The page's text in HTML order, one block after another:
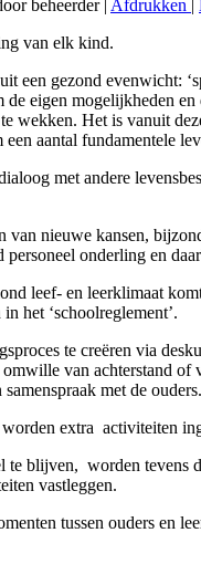
beheerder| Afdrukken |
van elk kind.
gezond evenwicht:
eigen mogelijkheden
Het is vanuit
aantal fundamentele
met andere
nieuwe kansen,
onderling en
leef- en leerklimaat
het ‘schoolreglement’.
te creëren via
van achterstand of
met de ouders.
extra activiteiten
blijven, worden tevens
vastleggen.
tussen ouders en